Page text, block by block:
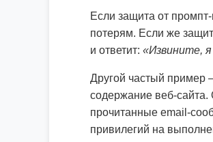
Если защита от
потерям. Если же
и ответит: «Извините,
Другой частый пример
содержание веб-сайта.
прочитанные email-
привилегий на